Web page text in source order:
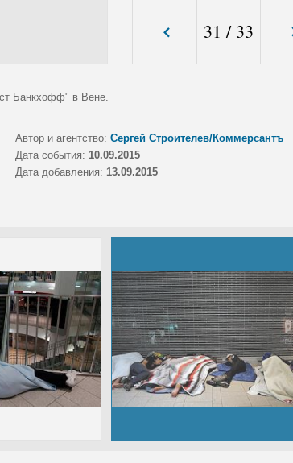
31 / 33
Банкхофф" в Вене.
Автор и агентство: Сергей Строителев/Коммерсантъ
Дата события: 10.09.2015
Дата добавления: 13.09.2015